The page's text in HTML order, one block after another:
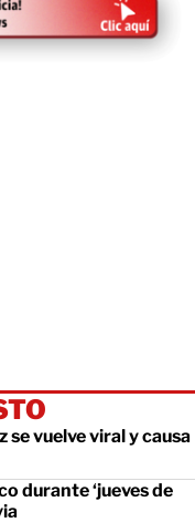
vuelve viral y causa
durante ‘jueves de